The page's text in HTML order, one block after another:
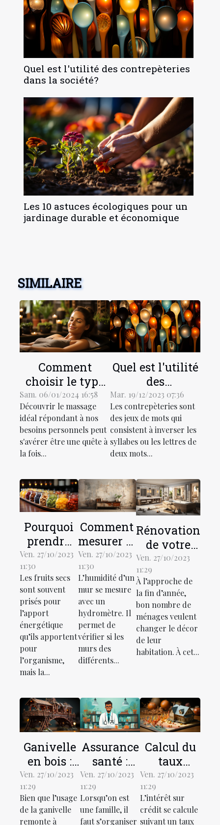
Quel est l'utilité des contrepèteries
dans la société?
Les 10 astuces écologiques pour un
jardinage durable et économique
SIMILAIRE
Comment
choisir le type
de massage
adapté à vos
besoins
spécifiques
Sam. 06/01/2024 16:58
Découvrir le massage
idéal répondant à nos
besoins personnels peut
s'avérer être une quête à
la fois...
Quel est l'utilité
des
contrepèteries
dans la société?
Mar. 19/12/2023 07:36
Les contrepèteries sont
des jeux de mots qui
consistent à inverser les
syllabes ou les lettres de
deux mots...
Pourquoi
prendre
du fruit
Ven. 27/10/2023
11:30
Les fruits secs
sont souvent
prisés pour
l’apport
énergétique
qu’ils apportent
pour
l’organisme,
mais la...
Comment
mesurer et
traiter les
murs
humides ?
Ven. 27/10/2023
11:30
L’humidité d’un
mur se mesure
avec un
hydromètre. Il
permet de
vérifier si les
murs des
différents...
Rénovation
de votre
salle de
comment
faire ?
Ven. 27/10/2023
11:29
À l’approche de
la fin d’année,
bon nombre de
ménages veulent
changer le décor
de leur
habitation. À cet...
Ganivelle
en bois :
qu’est-ce
que c’est ?
Ven. 27/10/2023
11:29
Bien que l’usage
de la ganivelle
remonte à
Assurance
santé :
parlons-
Ven. 27/10/2023
11:29
Lorsqu’on est
une famille, il
faut s’organiser
Calcul du
taux
d’intérêt
des prêts :
comment
ça
Ven. 27/10/2023
11:29
L’intérêt sur
crédit se calcule
suivant un taux